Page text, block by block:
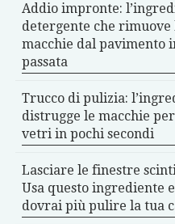
Addio impronte:
detergente che rimuove
macchie dal pavimento
passata
Trucco di pulizia:
distrugge le macchie
vetri in pochi secondi
Lasciare le finestre
Usa questo ingrediente
dovrai più pulire la tua